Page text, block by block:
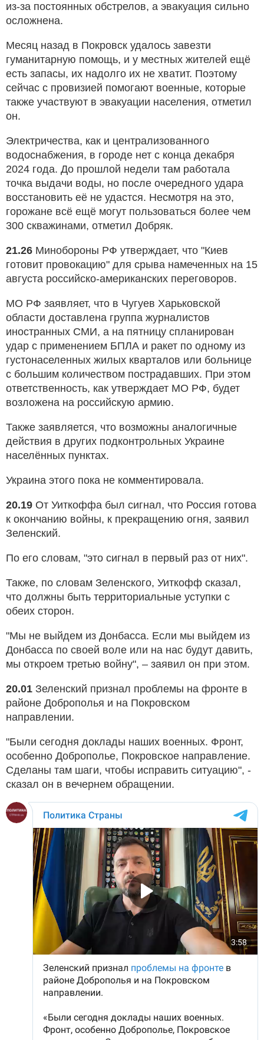
из-за постоянных обстрелов, а эвакуация сильно
осложнена.
Месяц назад в Покровск удалось завезти
гуманитарную помощь, и у местных жителей ещё
есть запасы, их надолго их не хватит. Поэтому
сейчас с провизией помогают военные, которые
также участвуют в эвакуации населения, отметил
он.
Электричества, как и централизованного
водоснабжения, в городе нет с конца декабря
2024 года. До прошлой недели там работала
точка выдачи воды, но после очередного удара
восстановить её не удастся. Несмотря на это,
горожане всё ещё могут пользоваться более чем
300 скважинами, отметил Добряк.
21.26 Минобороны РФ утверждает, что "Киев
готовит провокацию" для срыва намеченных на 15
августа российско-американских переговоров.
МО РФ заявляет, что в Чугуев Харьковской
области доставлена группа журналистов
иностранных СМИ, а на пятницу спланирован
удар с применением БПЛА и ракет по одному из
густонаселенных жилых кварталов или больнице
с большим количеством пострадавших. При этом
ответственность, как утверждает МО РФ, будет
возложена на российскую армию.
Также заявляется, что возможны аналогичные
действия в других подконтрольных Украине
населённых пунктах.
Украина этого пока не комментировала.
20.19 От Уиткоффа был сигнал, что Россия готова
к окончанию войны, к прекращению огня, заявил
Зеленский.
По его словам, "это сигнал в первый раз от них".
Также, по словам Зеленского, Уиткофф сказал,
что должны быть территориальные уступки с
обеих сторон.
"Мы не выйдем из Донбасса. Если мы выйдем из
Донбасса по своей воле или на нас будут давить,
мы откроем третью войну", – заявил он при этом.
20.01 Зеленский признал проблемы на фронте в
районе Доброполья и на Покровском
направлении.
"Были сегодня доклады наших военных. Фронт,
особенно Доброполье, Покровское направление.
Сделаны там шаги, чтобы исправить ситуацию", -
сказал он в вечернем обращении.